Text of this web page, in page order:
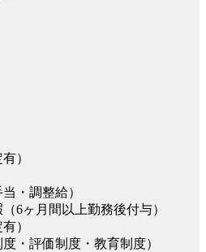
）
・調整給）
6ヶ月間以上勤務後付与）
）
・評価制度・教育制度）